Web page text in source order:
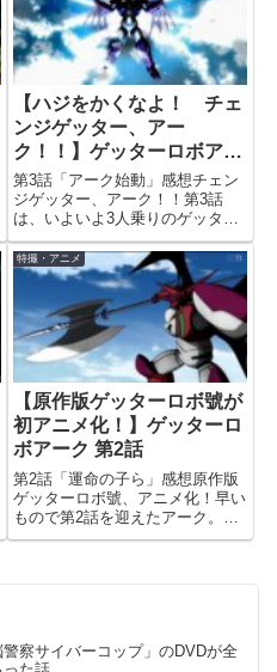
【ハジをかくなよ！ チェ
ンジゲッター、アー
ク！！】ゲッターロボアー
ク 第3話
第3話「アーク始動」感想チェン
ジゲッター、アーク！！第3話
は、いよいよ3人乗りのゲッター
アークが本格始動！ やっぱりゲ
ッターには3人乗らないと始まり
ませんぜ！「チェンジゲッター、
アーク！！」というゲッターロボ
伝統の合体コードにも気合が入っ
て...
特撮・アニメ
【原作版ゲッターロボ號が
初アニメ化！】ゲッターロ
ボアーク 第2話
第2話「運命の子ら」感想原作版
ゲッターロボ號、アニメ化！早い
もので第2話を迎えたアーク。2
話の見どころは何と言っても、原
警察サイバーコップ」のDVDが全